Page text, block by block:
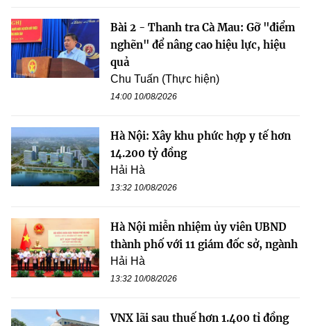
Bài 2 - Thanh tra Cà Mau: Gỡ "điểm
nghẽn" để nâng cao hiệu lực, hiệu
quả
Chu Tuấn (Thực hiện)
14:00 10/08/2026
Hà Nội: Xây khu phức hợp y tế hơn
14.200 tỷ đồng
Hải Hà
13:32 10/08/2026
Hà Nội miễn nhiệm ủy viên UBND
thành phố với 11 giám đốc sở, ngành
Hải Hà
13:32 10/08/2026
VNX lãi sau thuế hơn 1.400 tỉ đồng